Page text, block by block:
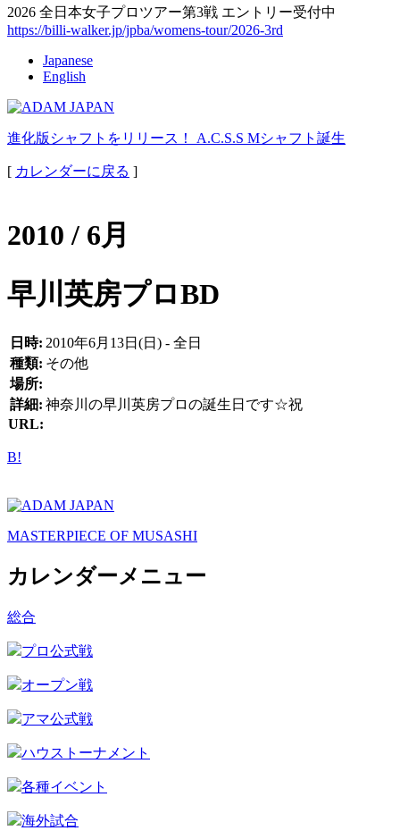
2026 全日本女子プロツアー第3戦 エントリー受付中
https://billi-walker.jp/jpba/womens-tour/2026-3rd
Japanese
English
進化版シャフトをリリース！ A.C.S.S Mシャフト誕生
[ カレンダーに戻る ]
2010 / 6月
早川英房プロBD
日時: 2010年6月13日(日) - 全日
種類: その他
場所:
詳細: 神奈川の早川英房プロの誕生日です☆祝
URL:
B!
MASTERPIECE OF MUSASHI
カレンダーメニュー
総合
プロ公式戦
オープン戦
アマ公式戦
ハウストーナメント
各種イベント
海外試合